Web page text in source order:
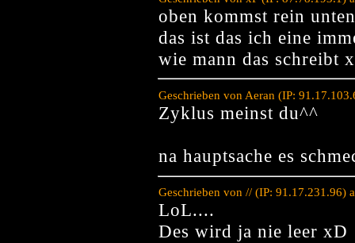
oben kommst rein
das ist das ich eine
wie mann das schreibt
Geschrieben von Aeran (IP:
Zyklus meinst du^^
na hauptsache es
Geschrieben von // (IP: 91.17.231.96)
LoL....
Des wird ja nie leer xD